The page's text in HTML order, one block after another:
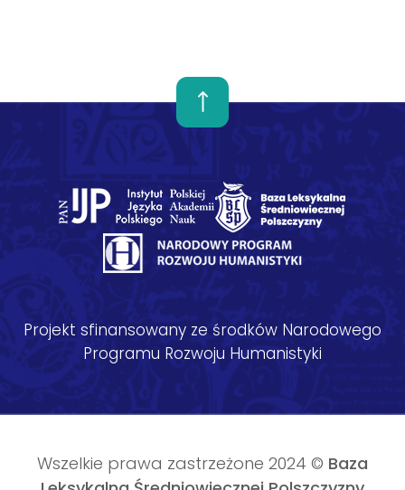
Projekt sfinansowany ze środków Narodowego
Programu Rozwoju Humanistyki
Wszelkie prawa zastrzeżone 2024 © Baza